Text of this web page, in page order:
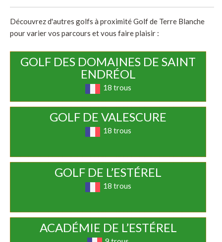
Découvrez d'autres golfs à proximité Golf de Terre Blanche
pour varier vos parcours et vous faire plaisir :
GOLF DES DOMAINES DE SAINT
ENDRÉOL
18 trous
GOLF DE VALESCURE
18 trous
GOLF DE L’ESTÉREL
18 trous
ACADÉMIE DE L’ESTÉREL